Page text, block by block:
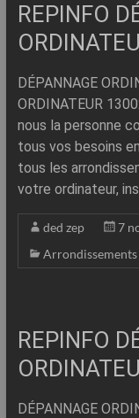
REPINFO
DÉPANNAGE
ORDINATEUR
nous la personne
tous vos besoins
tous les
votre ordinateur,
ded zep
7
REPINFO
DÉPANNAGE